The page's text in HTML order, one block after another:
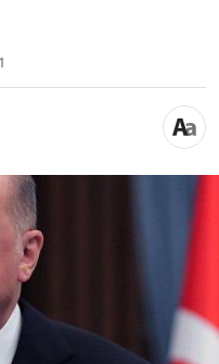
New York'taki
açıklamalarda
ilişkileriyle ilgili Erdoğan,
alamet değil" dedi.
ilgili de 5 zincir